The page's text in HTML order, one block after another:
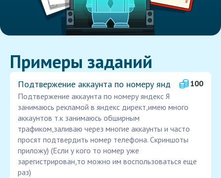
Примеры заданий
Подтвержение аккаунта по номеру янд
100
Подтвержение аккаунта по номеру яндекс Я
занимаюсь рекламой в яндекс директ,имею много
аккаунтов т.к занимаюсь обширным
трафиком,заливаю через многие аккаунты и часто
просят подтвердить номер телефона. Скриншоты
приложу) (Если у кого то номер уже
зарегистрирован,то можно им воспользоваться еще
раз)